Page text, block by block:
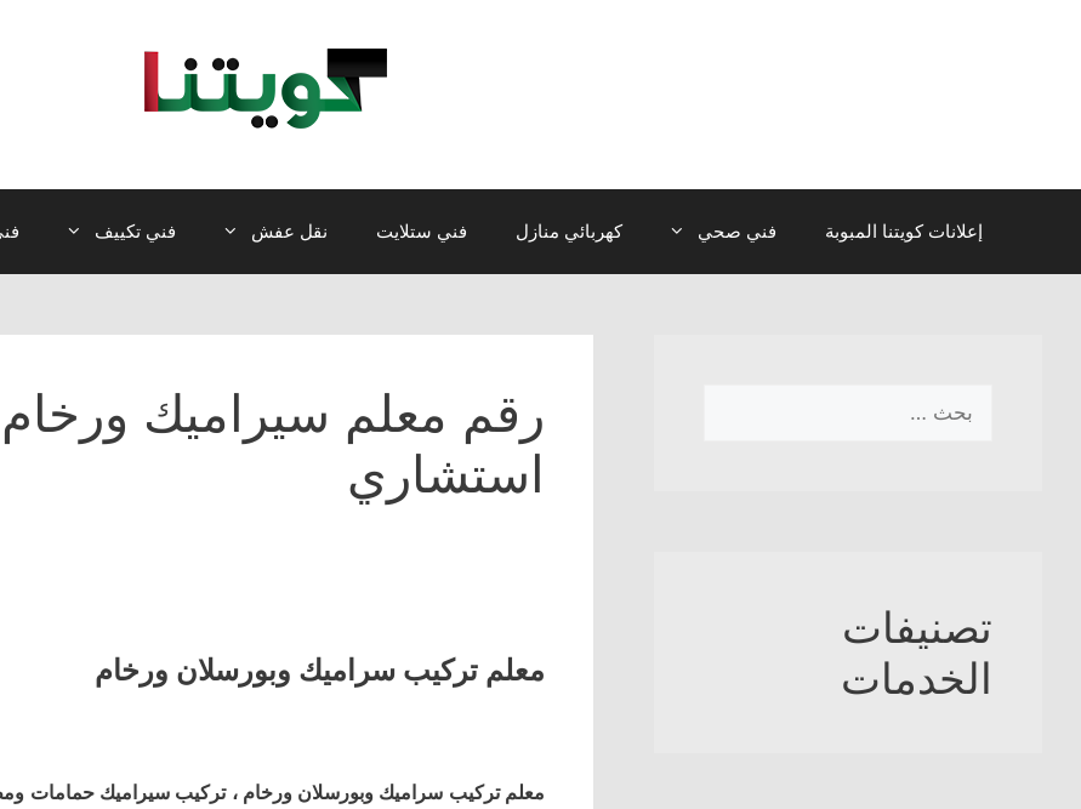
إعلانات كويتنا المبوبة فني صحي كهربائي منازل فني ستلايت نقل عفش فني تكييف
رقم معلم سيراميك
استشاري
معلم ترکیب سرامیك وبورسلان ورخام
معلم ترکیب سرامیك وبورسلان ورخام ، تركيب سيراميك حمامات
عن:
تصنيفات
الخدمات